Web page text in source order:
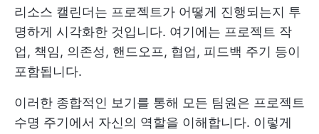
리소스 캘린더는 프로젝트가 어떻게 진행되는지 투
명하게 시각화한 것입니다. 여기에는 프로젝트 작
업, 책임, 의존성, 핸드오프, 협업, 피드백 주기 등이
포함됩니다.
이러한 종합적인 보기를 통해 모든 팀원은 프로젝트
수명 주기에서 자신의 역할을 이해합니다. 이렇게